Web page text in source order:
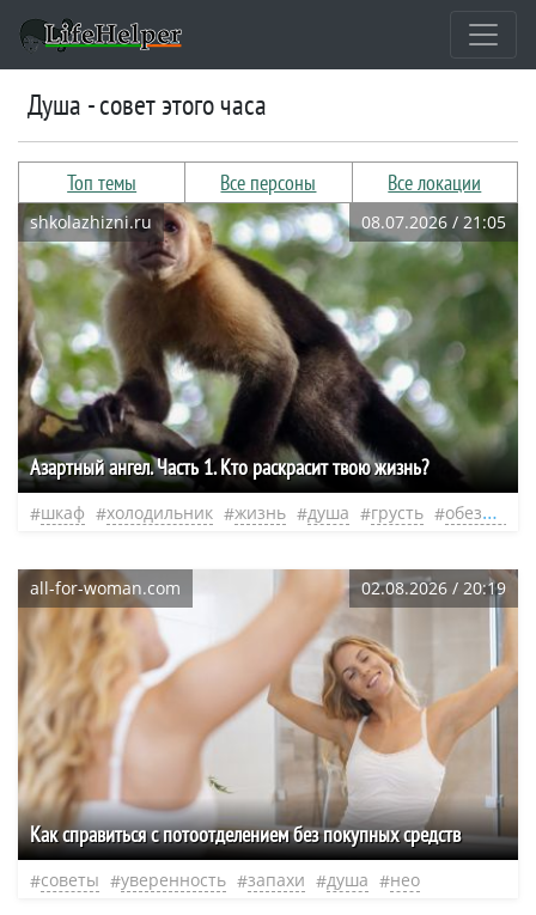
душа - совет этого часа
Топ темы Все персоны Все локации
shkolazhizni.ru 08.07.2026 / 21:05
​Азартный ангел. Часть 1. Кто раскрасит твою жизнь?
шкаф холодильник жизнь душа грусть обезьяны
all-for-woman.com 02.08.2026 / 20:19
Как справиться с потоотделением без покупных средств
советы уверенность запахи душа нео